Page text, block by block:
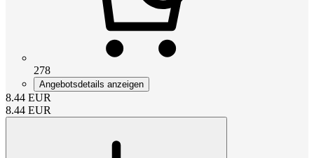
278
Angebotsdetails anzeigen
8.44 EUR
8.44 EUR